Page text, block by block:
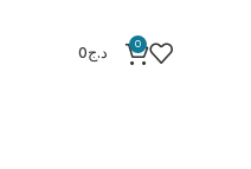
0 د.ج0